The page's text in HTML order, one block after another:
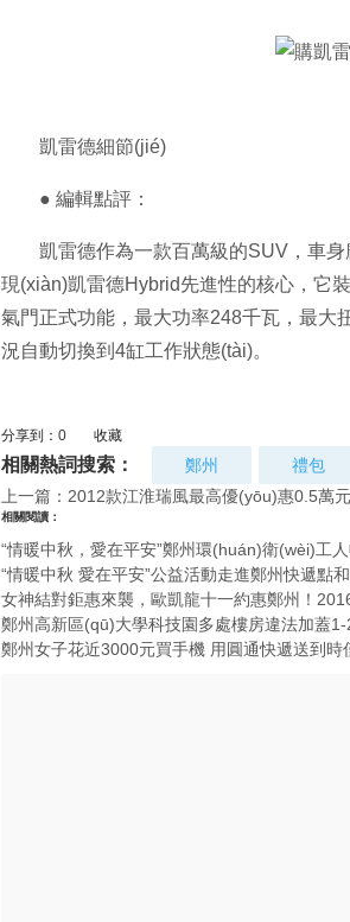
凱雷德細節(jié)
● 編輯點評：
凱雷德作為一款百萬級的SUV，車身
現(xiàn)凱雷德Hybrid先進性的核心，它
氣門正式功能，最大功率248千瓦，最大
況自動切換到4缸工作狀態(tài)。
分享到： 0 收藏
相關熱詞搜索： 鄭州
禮包
上一篇： 2012款江淮瑞風最高優(yōu)惠0.5萬元
相關閱讀：
“情暖中秋，愛在平安”鄭州環(huán)衛(wèi)工
“情暖中秋 愛在平安”公益活動走進鄭州快遞點
女神結對鉅惠來襲，歐凱龍十一約惠鄭州！
鄭州高新區(qū)大學科技園多處樓房違法加蓋
鄭州女子花近3000元買手機 用圓通快遞送到時